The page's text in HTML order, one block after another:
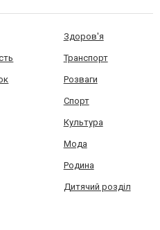
Здоров'я
Транспорт
Розваги
Спорт
Культура
Мода
Родина
Дитячий розділ